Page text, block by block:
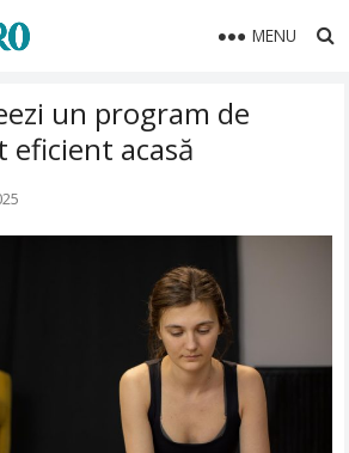
MENU
un program de
acasă